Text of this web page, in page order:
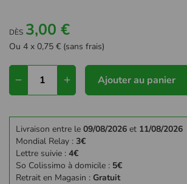
DÈS 3,00 €
Ou 4 x 0,75 € (sans frais)
Ajouter au panier
Livraison entre le 09/08/2026 et 11/08/2026
Mondial Relay : 3€
Lettre suivie : 4€
So Colissimo à domicile : 5€
Retrait en Magasin : Gratuit